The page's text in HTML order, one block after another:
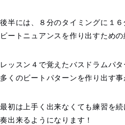
後半には、８分のタイミングに１６
ビートニュアンスを作り出すための
レッスン４で覚えたバスドラムパタ
多くのビートパターンを作り出す事
最初は上手く出来なくても練習を
奏出来るようになります！